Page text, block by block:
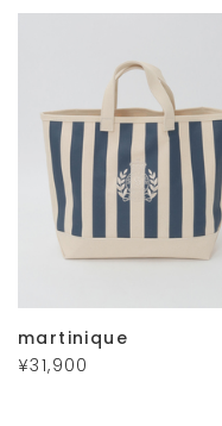
martinique
¥31,900